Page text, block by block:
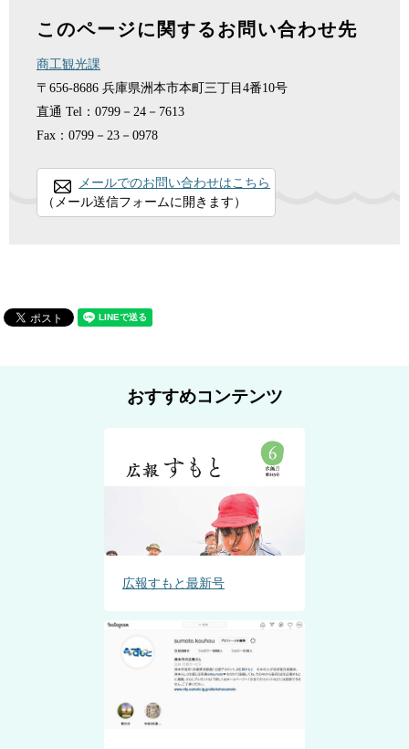
このページに関するお問い合わせ先
商工観光課
〒656-8686 兵庫県洲本市本町三丁目4番10号
直通 Tel：0799－24－7613
Fax：0799－23－0978
メールでのお問い合わせはこちら
（メール送信フォームに開きます）
おすすめコンテンツ
広報すもと最新号